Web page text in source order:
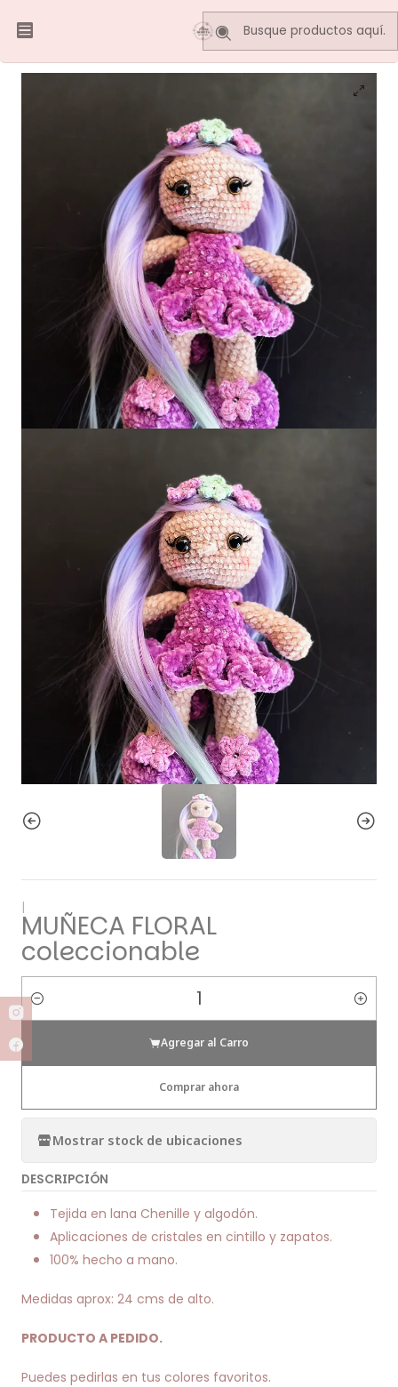
Inicio MUÑECA FLORAL coleccionable
|
MUÑECA FLORAL
coleccionable
Cantidad
Agregar al Carro
Comprar ahora
Mostrar stock de ubicaciones
DESCRIPCIÓN
Tejida en lana Chenille y algodón.
Aplicaciones de cristales en cintillo y zapatos.
100% hecho a mano.
Medidas aprox: 24 cms de alto.
PRODUCTO A PEDIDO.
Puedes pedirlas en tus colores favoritos.